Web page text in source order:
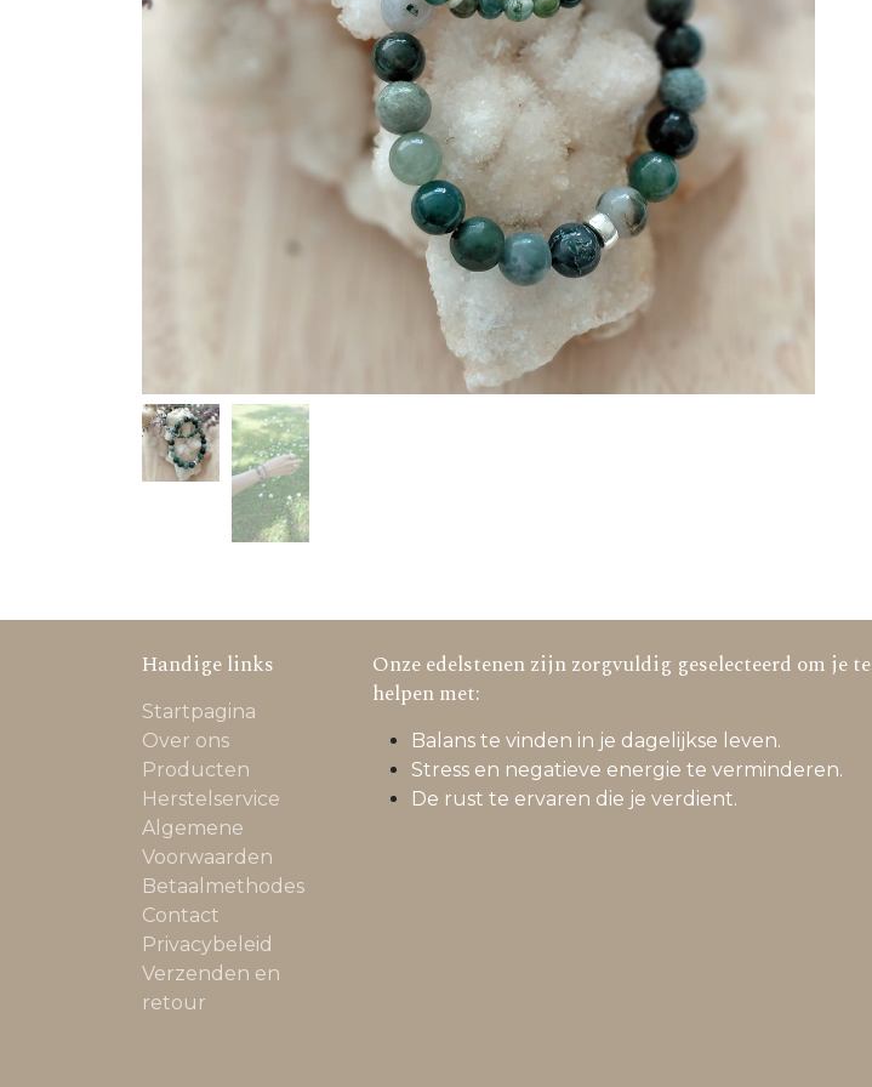
Handige links
Startpagina
Over ons
Producten
Herstelservice
Algemene
Voorwaarden
Betaalmethodes
Contact
Privacybeleid
Verzenden en
retour
Onze edelstenen zijn zorgvuldig geselecteerd om je te
helpen met:
Balans te vinden in je dagelijkse leven.
Stress en negatieve energie te verminderen.
De rust te ervaren die je verdient.